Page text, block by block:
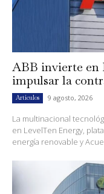
ABB invierte en
impulsar la
Artículos 9 agosto, 2026
La multinacional
en LevelTen Energy,
energía renovable y